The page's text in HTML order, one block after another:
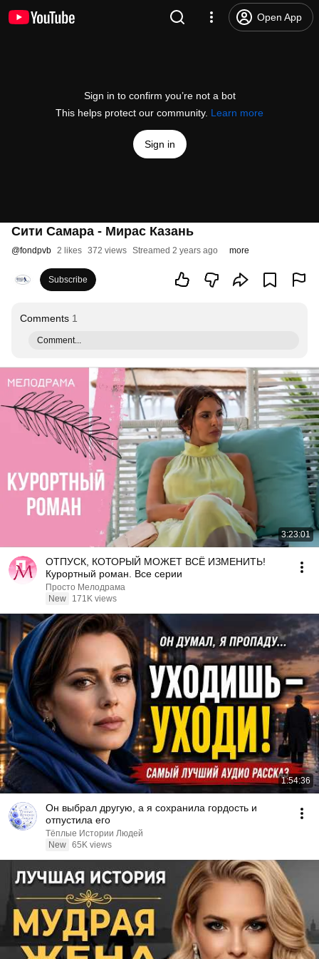
Open App
Sign in to confirm you’re not a bot
This helps protect our community. Learn more
Sign in
Сити Самара - Мирас Казань
@fondpvb 2 likes 372 views Streamed 2 years ago more
Subscribe
Comments 1
Comment...
3:23:01
ОТПУСК, КОТОРЫЙ МОЖЕТ ВСЁ ИЗМЕНИТЬ!
Курортный роман. Все серии
Просто Мелодрама
New
171K views
1:54:36
Он выбрал другую, а я сохранила гордость и
отпустила его
Тёплые Истории Людей
New 65K views